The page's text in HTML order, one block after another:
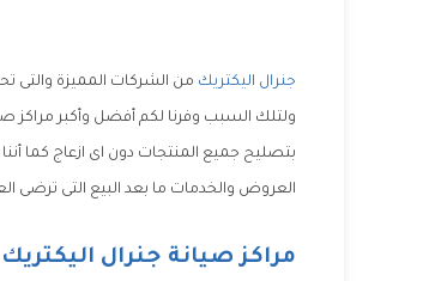
جنرال اليكتريك من الشركات المميزة والتى
ولتلك السبب وفرنا لكم أفضل وأكبر مراكز
بتصليح جميع المنتجات دون اى ازعاج كما
العروض والخدمات ما بعد البيع التى ترضى
مراكز صيانة جنرال